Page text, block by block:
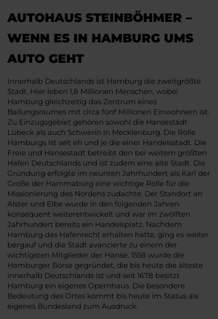
AUTOHAUS STEINBÖHMER –
WENN ES IN HAMBURG UMS
AUTO GEHT
Innerhalb Deutschlands ist Hamburg die zweitgrößte
Stadt. Hier leben 1,8 Millionen Menschen, wobei
Hamburg gleichzeitig das Zentrum eines
Ballungsraumes mit circa fünf Millionen Einwohnern ist.
Zu Einzugsgebiet gehören sowohl die Hansestadt
Lübeck als auch Schwerin in Mecklenburg. Die Rolle
Hamburgs ist seit eh und je die einer Handelsstadt. Die
Freie und Hansestadt betreibt den bei weitem größten
Hafen Deutschlands und ist zudem eine alte Stadt. Die
Gründung erfolgte im neunten Jahrhundert als Karl der
Große der Hammaburg eine wichtige Rolle für die
Missionierung des Nordens zudachte. Der Standort an
Alster und Elbe wurde in den folgenden Jahren
konsequent weiterentwickelt und war im zwölften
Jahrhundert bereits ein Handelsplatz. Nachdem
Hamburg das Hafenrecht erhalten hatte, ging es weiter
bergauf und die Stadt avancierte zu einem der
wichtigsten Mitglieder der Hanse. 1558 wurde die
Hamburger Börse gegründet, die bis heute die älteste
innerhalb Deutschlands ist und seit 1678 besitzt
Hamburg ein eigenes Opernhaus. Die besondere
Bedeutung des Ortes kommt bis heute im Status als
eigenes Bundesland zum Ausdruck.